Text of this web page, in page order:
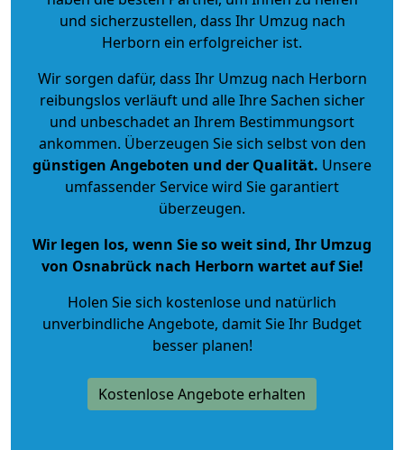
und sicherzustellen, dass Ihr Umzug nach
Herborn ein erfolgreicher ist.
Wir sorgen dafür, dass Ihr Umzug nach Herborn
reibungslos verläuft und alle Ihre Sachen sicher
und unbeschadet an Ihrem Bestimmungsort
ankommen. Überzeugen Sie sich selbst von den
günstigen Angeboten und der Qualität. Unsere
umfassender Service wird Sie garantiert
überzeugen.
Wir legen los, wenn Sie so weit sind, Ihr Umzug
von Osnabrück nach Herborn wartet auf Sie!
Holen Sie sich kostenlose und natürlich
unverbindliche Angebote, damit Sie Ihr Budget
besser planen!
Kostenlose Angebote erhalten